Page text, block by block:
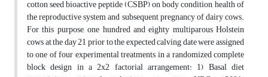
cotton seed bioactive peptide (CSBP) on body condition, health of
the reproductive system and subsequent pregnancy of dairy cows.
For this purpose, one hundred and eighty multiparous Holstein
cows at the day 21 prior to the expected calving date were assigned
to one of four experimental treatments in a randomized complete
block design in a 2x2 factorial arrangement: 1) Basal diet